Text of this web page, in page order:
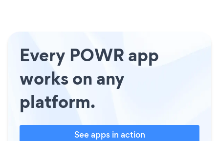
Every POWR app
works on any
platform.
See apps in action